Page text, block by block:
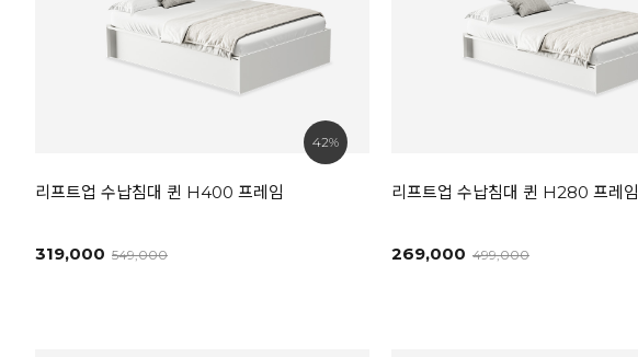
42%
리프트업 수납침대 퀸 H400 프레임
319,000 549,000
리프트업 수납침대 퀸 H280 프레임
269,000 499,000